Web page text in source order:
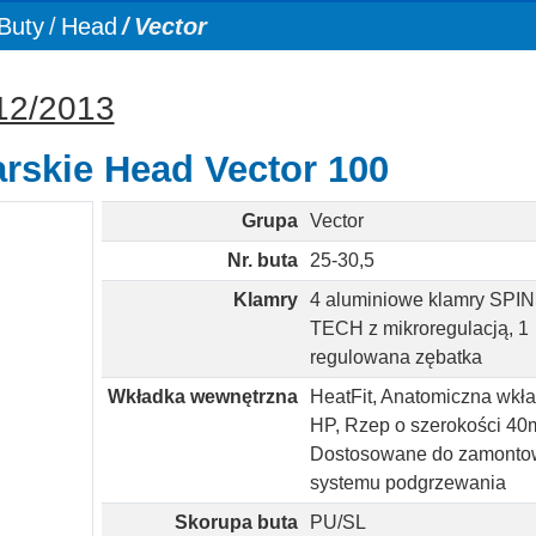
Head Vector
2013
Head Vector 100
Grupa Vector
Nr. buta
25-30,5
Klamry 4 aluminiowe klamry
TECH z mikroregulacją, 1
regulowana zębatka
Wkładka wewnętrzna
HeatFit, Anatomiczna
HP, Rzep o szerokości
Dostosowane do
systemu podgrzewania
Skorupa buta
PU/SL